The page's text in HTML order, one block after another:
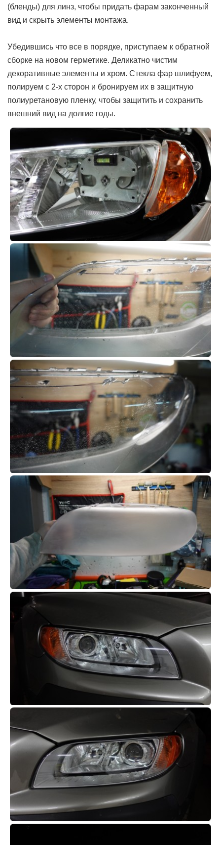
(бленды) для линз, чтобы придать фарам законченный
вид и скрыть элементы монтажа.
Убедившись что все в порядке, приступаем к обратной
сборке на новом герметике. Деликатно чистим
декоративные элементы и хром. Стекла фар шлифуем,
полируем с 2-х сторон и бронируем их в защитную
полиуретановую пленку, чтобы защитить и сохранить
внешний вид на долгие годы.